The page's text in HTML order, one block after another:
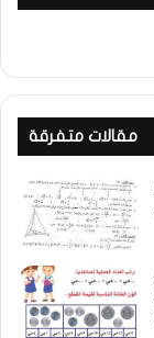
مقالات متفرقة